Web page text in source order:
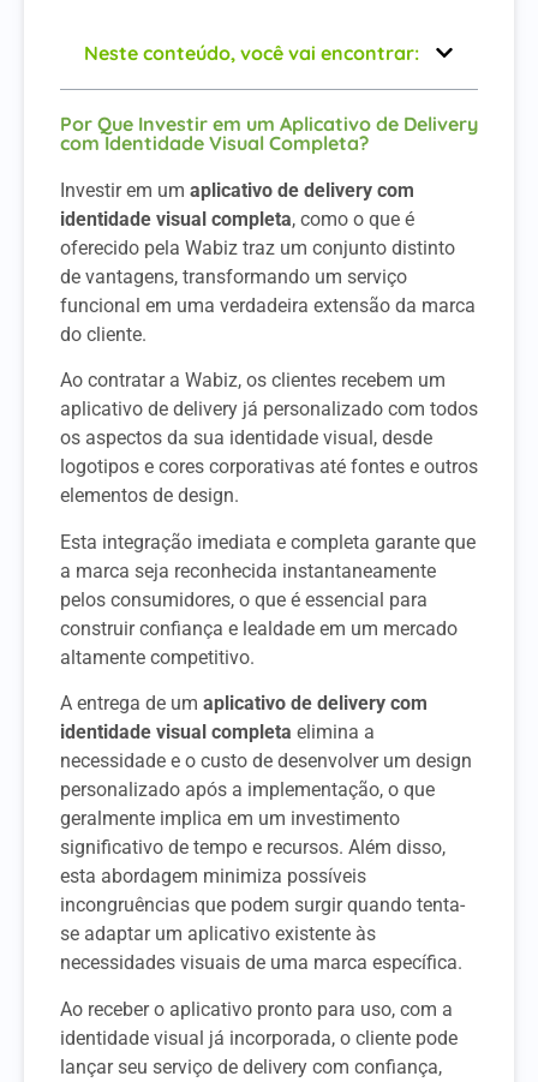
Neste conteúdo, você vai encontrar:
Por Que Investir em um Aplicativo de Delivery
com Identidade Visual Completa?
Investir em um aplicativo de delivery com
identidade visual completa, como o que é
oferecido pela Wabiz traz um conjunto distinto
de vantagens, transformando um serviço
funcional em uma verdadeira extensão da marca
do cliente.
Ao contratar a Wabiz, os clientes recebem um
aplicativo de delivery já personalizado com todos
os aspectos da sua identidade visual, desde
logotipos e cores corporativas até fontes e outros
elementos de design.
Esta integração imediata e completa garante que
a marca seja reconhecida instantaneamente
pelos consumidores, o que é essencial para
construir confiança e lealdade em um mercado
altamente competitivo.
A entrega de um aplicativo de delivery com
identidade visual completa elimina a
necessidade e o custo de desenvolver um design
personalizado após a implementação, o que
geralmente implica em um investimento
significativo de tempo e recursos. Além disso,
esta abordagem minimiza possíveis
incongruências que podem surgir quando tenta-
se adaptar um aplicativo existente às
necessidades visuais de uma marca específica.
Ao receber o aplicativo pronto para uso, com a
identidade visual já incorporada, o cliente pode
lançar seu serviço de delivery com confiança,